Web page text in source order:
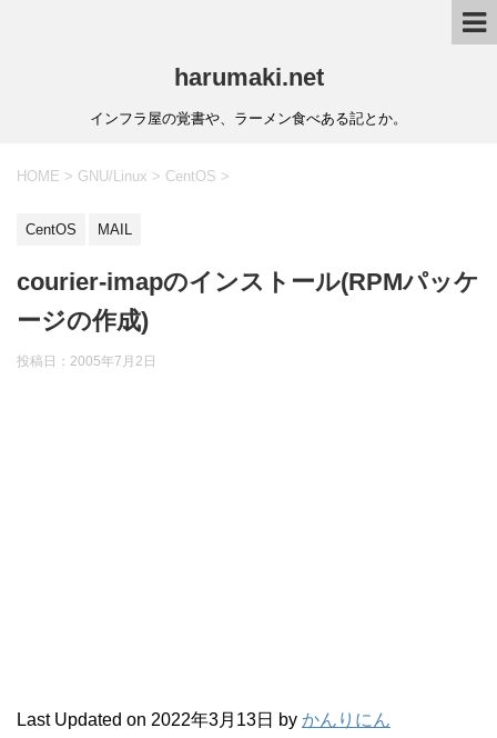
harumaki.net
インフラ屋の覚書や、ラーメン食べある記とか。
HOME > GNU/Linux > CentOS >
CentOS MAIL
courier-imapのインストール(RPMパッケ
ージの作成)
投稿日：2005年7月2日
Last Updated on 2022年3月13日 by かんりにん